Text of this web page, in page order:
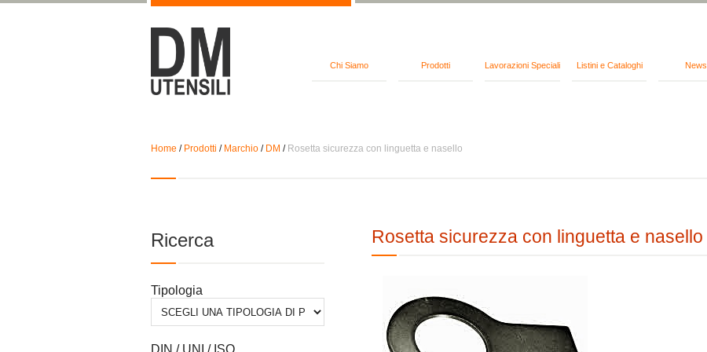
Chi Siamo Prodotti Lavorazioni Speciali Listini e Cataloghi News
Home / Prodotti / Marchio / DM / Rosetta sicurezza con linguetta e nasello
Rosetta sicurezza con linguetta e nasello
Ricerca
Tipologia
DIN / UNI / ISO